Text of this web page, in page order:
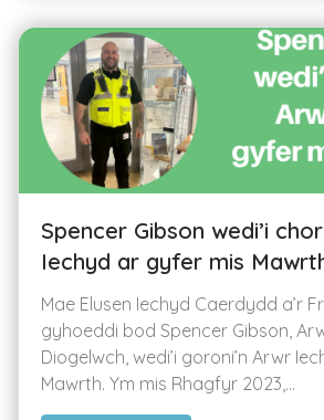
Spencer Gibson wedi’i
Iechyd ar gyfer mis
Mae Elusen Iechyd Caerdydd a’r
gyhoeddi bod Spencer Gibson,
Diogelwch, wedi’i goroni’n Arwr
Mawrth. Ym mis Rhagfyr 2023,...